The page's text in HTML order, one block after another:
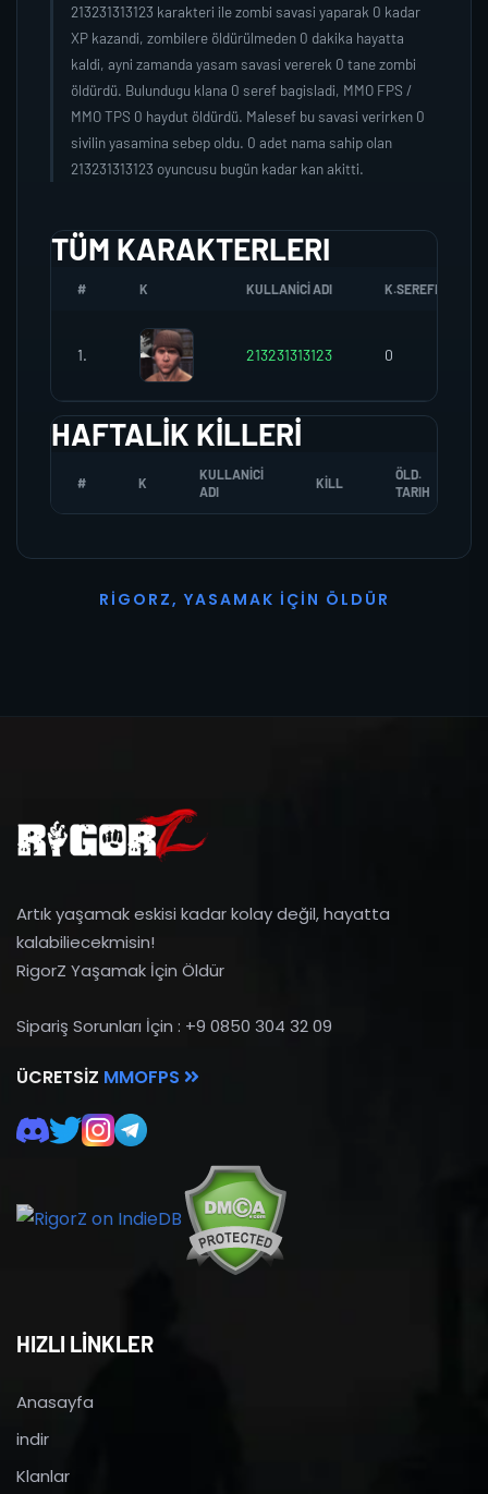
213231313123 karakteri ile zombi savasi yaparak 0 kadar
XP kazandi, zombilere öldürülmeden 0 dakika hayatta
kaldi, ayni zamanda yasam savasi vererek 0 tane zombi
öldürdü. Bulundugu klana 0 seref bagisladi, MMO FPS /
MMO TPS 0 haydut öldürdü. Malesef bu savasi verirken 0
sivilin yasamina sebep oldu. 0 adet nama sahip olan
213231313123 oyuncusu bugün kadar kan akitti.
TÜM KARAKTERLERI
# K KULLANICI ADI K.SEREFI
1. 213231313123 0
HAFTALIK KILLERI
# K
KULLANICI
ADI
KILL
ÖLD.
TARIH
R I G O R Z, YASAMAK İ ÇI N Ö L D Ü R
Artık yaşamak eskisi kadar kolay değil, hayatta
kalabiliecekmisin!
RigorZ Yaşamak İçin Öldür
Sipariş Sorunları İçin : +9 0850 304 32 09
ÜCRETSIZ MMOFPS
HIZLI LİNKLER
Anasayfa
indir
Klanlar